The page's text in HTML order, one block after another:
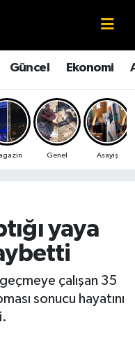
Güncel Ekonomi
Genel Asayiş
yaya
çalışan 35
sonucu hayatını
Eczaneler
Haritası
Fikstür